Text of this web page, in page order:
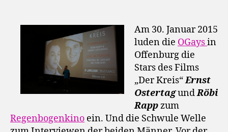
Am 30. Januar 2015
luden die OGaysin
Offenburg die
Stars des Films
„Der Kreis“Ernst
OstertagundRöbi
Rappzum
Regenbogenkino ein. Und die Schwule Welle